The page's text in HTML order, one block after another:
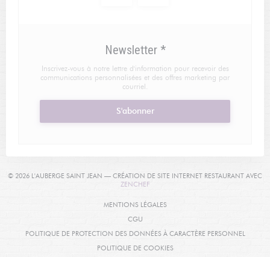
Newsletter *
Inscrivez-vous à notre lettre d'information pour recevoir des
communications personnalisées et des offres marketing par
courriel.
S'abonner
© 2026 L'AUBERGE SAINT JEAN — CRÉATION DE SITE INTERNET RESTAURANT AVEC
ZENCHEF((OUVRE UNE NOUVELLE FENÊTRE))
MENTIONS LÉGALES((OUVRE UNE NOUVELLE
CGU((OUVRE UNE NOUVELLE FENÊTRE))
POLITIQUE DE PROTECTION DES DONNÉES À CARACTÈRE PERSONNEL
POLITIQUE DE COOKIES((OUVRE UNE NOUVELLE